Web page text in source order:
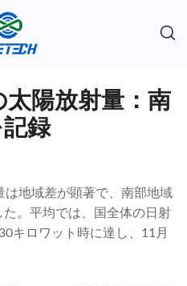
陽放射量：南
録
は地域差が顕著で、南部地域
。平均では、国全体の日射
キロワット時に達し、11月